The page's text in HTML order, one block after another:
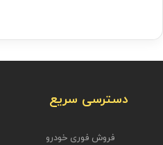
دسترسی سریع
فروش فوری خودرو